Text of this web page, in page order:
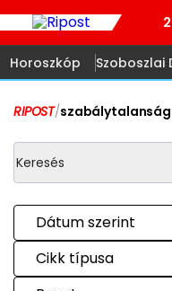
Horoszkóp Szoboszlai
RIPOST/szabálytalanság
Dátum szerint
Cikk típusa